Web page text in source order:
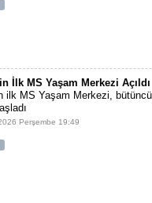
İlk MS Yaşam Merkezi Açıldı
ilk MS Yaşam Merkezi,
Perşembe 19:49